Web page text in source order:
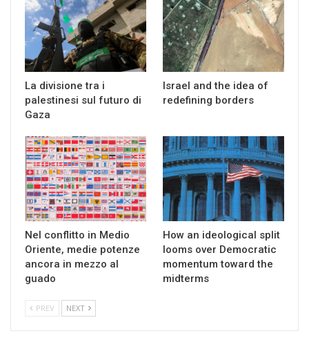
La divisione tra i
palestinesi sul futuro di
Gaza
Israel and the idea of
redefining borders
Nel conflitto in Medio
Oriente, medie potenze
ancora in mezzo al
guado
How an ideological split
looms over Democratic
momentum toward the
midterms
PREV NEXT